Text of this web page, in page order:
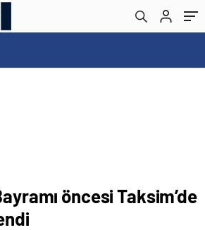
öncesi Taksim’de